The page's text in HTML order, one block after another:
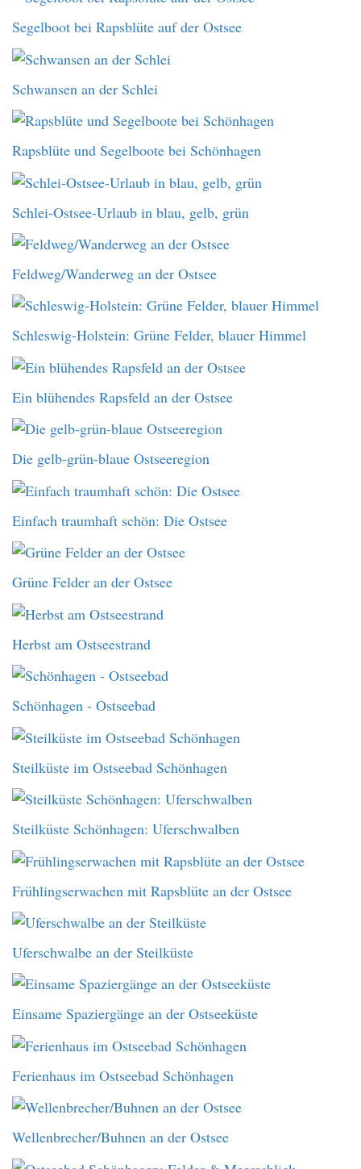
Segelboot bei Rapsblüte auf der Ostsee
Schwansen an der Schlei
Rapsblüte und Segelboote bei Schönhagen
Schlei-Ostsee-Urlaub in blau, gelb, grün
Feldweg/Wanderweg an der Ostsee
Schleswig-Holstein: Grüne Felder, blauer Himmel
Ein blühendes Rapsfeld an der Ostsee
Die gelb-grün-blaue Ostseeregion
Einfach traumhaft schön: Die Ostsee
Grüne Felder an der Ostsee
Herbst am Ostseestrand
Schönhagen - Ostseebad
Steilküste im Ostseebad Schönhagen
Steilküste Schönhagen: Uferschwalben
Frühlingserwachen mit Rapsblüte an der Ostsee
Uferschwalbe an der Steilküste
Einsame Spaziergänge an der Ostseeküste
Ferienhaus im Ostseebad Schönhagen
Wellenbrecher/Buhnen an der Ostsee